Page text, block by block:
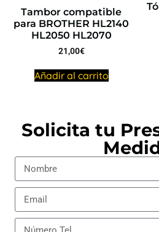
Tambor compatible
para BROTHER HL2140
HL2050 HL2070
21,00€
Añadir al carrito
Solicita tu